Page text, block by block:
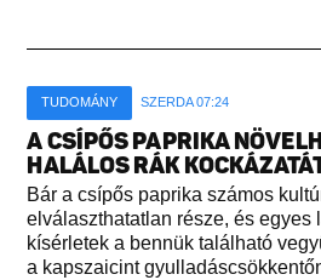
TUDOMÁNY SZERDA 07:24
A CSÍPŐS PAPRIKA
HALÁLOS RÁK
Bár a csípős paprika számos
elválaszthatatlan része, és egyes
kísérletek a bennük található
a kapszaicint